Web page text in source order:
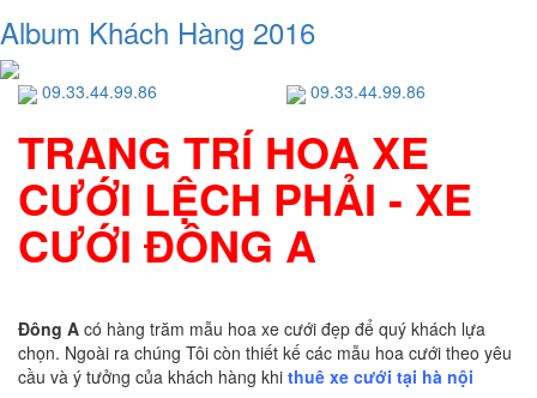
Album Khách Hàng 2016
09.33.44.99.86 09.33.44.99.86
TRANG TRÍ HOA XE
CƯỚI LỆCH PHẢI - XE
CƯỚI ĐÔNG A
Đông A có hàng trăm mẫu hoa xe cưới đẹp để quý khách lựa
chọn. Ngoài ra chúng Tôi còn thiết kế các mẫu hoa cưới theo yêu
cầu và ý tưởng của khách hàng khi thuê xe cưới tại hà nội